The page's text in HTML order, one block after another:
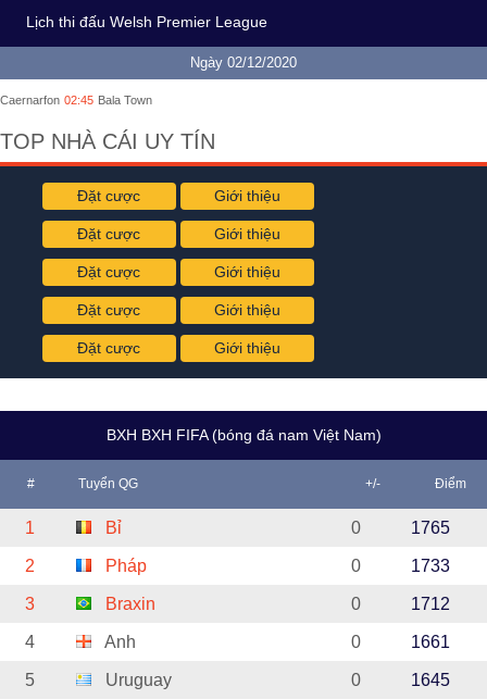
Lịch thi đấu Welsh Premier League
Ngày 02/12/2020
Caernarfon 02:45 Bala Town
TOP NHÀ CÁI UY TÍN
Đặt cược Giới thiệu
Đặt cược Giới thiệu
Đặt cược Giới thiệu
Đặt cược Giới thiệu
Đặt cược Giới thiệu
BXH BXH FIFA (bóng đá nam Việt Nam)
# Tuyển QG +/- Điểm
1 Bỉ 0 1765
2 Pháp 0 1733
3 Braxin 0 1712
4 Anh 0 1661
5 Uruguay 0 1645